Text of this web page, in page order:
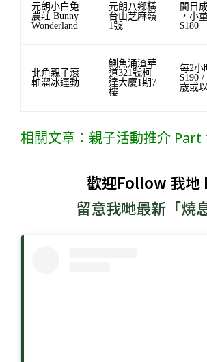
元朗小白兔
農莊 Bunny
Wonderland
元朗八鄉橫
台山芝麻嶺
1號
閒日
，小
$180
北角親子滾
軸溜冰運動
鰂魚涌渣華
道321號柯
達大廈1期7
樓
每2小
$190 /
歳或
相關文章：親子活動推介 Part
歡迎Follow 我地
留意我哋最新「燒息